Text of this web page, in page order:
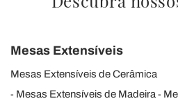
Mesas Extensíveis
Mesas Extensíveis de Cerâmica
Mesas Extensíveis de Madeira